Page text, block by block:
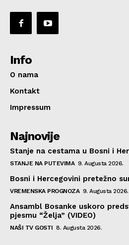
Info
O nama
Kontakt
Impressum
Najnovije
Stanje na cestama u Bosni i
STANJE NA PUTEVIMA 9. Augusta 2026.
Bosni i Hercegovini pretežno
VREMENSKA PROGNOZA 9. Augusta 2026.
Ansambl Bosanke uskoro
pjesmu “Želja” (VIDEO)
NAŠI TV GOSTI 8. Augusta 2026.